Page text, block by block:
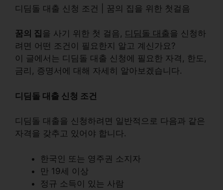
디딤돌 대출 신청 조건 | 꿈의 집을 위한 첫걸음
꿈의 집 을 사기 위한 첫 걸음, 디딤돌 대출을 신청하
려면 어떤 조건이 필요한지 알고 계신가요?
이 글에서는 디딤돌 대출 신청에 필요한 자격, 한도,
금리, 증명서에 대해 자세히 알아보겠습니다.
디딤돌 대출 신청 조건
디딤돌 대출을 신청하려면 일반적으로 다음과 같은
자격을 갖추고 있어야 합니다.
한국인 또는 영주권 소지자
만 19세 이상
정규 소득이 있는 사람